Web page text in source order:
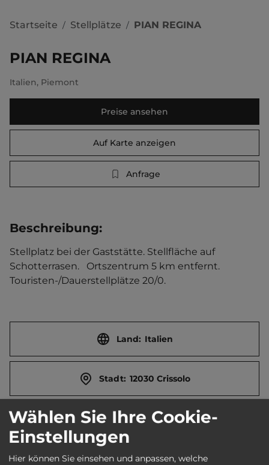
Startseite / Stellplätze / PIAN REGINA
PIAN REGINA
Italien, Piemont
Preise ansehen
Auf Karte anzeigen
Anfrage
Beschreibung:
Stellplatz bei der Gaststätte. Stellfläche auf
Schotterrasen.   Ortszentrum 5 km entfernt.
Touristen-/Dauerstellplätze 20/0.
Land: Italien
Stadt: 12030 Crissolo
Straße: Loc. Pian della Regina 34
E-Mail: rifugiopiandellaregina@gmail.com
Wählen Sie Ihre Cookie-
Einstellungen
Hier können Sie einsehen und anpassen, welche